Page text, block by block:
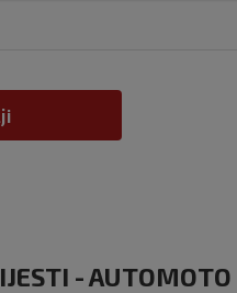
- AUTOMOTO